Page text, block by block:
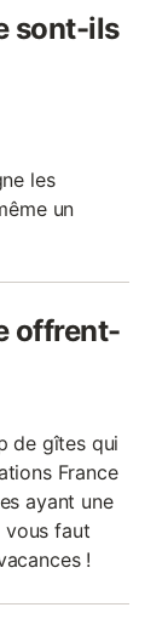
sont-ils
les
un
offrent-
de gîtes qui
France
ayant une
vous faut
!